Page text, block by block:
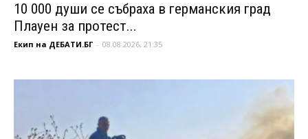
10 000 души се събраха в германския град
Плауен за протест...
Екип на ДЕБАТИ.БГ - 08.08.2026, 21:35